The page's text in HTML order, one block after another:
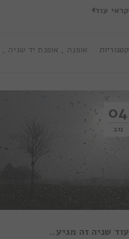
קראי עוד
קטגוריות אופנה , אופנת יד שניה ,
04
נוב
עוד שניה זה מגיע..